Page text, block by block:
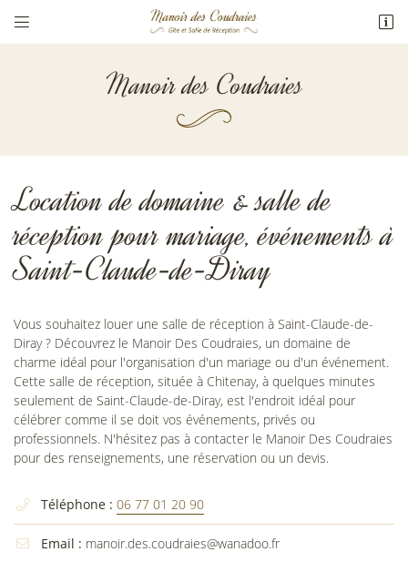
 
2 Route Des Coudraies
06 77 01 20 90
 Adresse email de réception
l'adresse email indiqué ci-dessus. Vous pouvez vous désinscrire à tout moment en
utilisant
le formulaire de désinscription
INSCRIPTION
Manoir des Coudraies
Location de domaine & salle de
réception pour mariage, événements à
Saint-Claude-de-Diray
Vous souhaitez louer une salle de réception à Saint-Claude-de-
Diray ? Découvrez le Manoir Des Coudraies, un domaine de
charme idéal pour l'organisation d'un mariage ou d'un événement.
Cette salle de réception, située à Chitenay, à quelques minutes
seulement de Saint-Claude-de-Diray, est l'endroit idéal pour
célébrer comme il se doit vos événements, privés ou
professionnels. N'hésitez pas à contacter le Manoir Des Coudraies
pour des renseignements, une réservation ou un devis.
 Téléphone : 06 77 01 20 90
 Email : manoir.des.coudraies@wanadoo.fr